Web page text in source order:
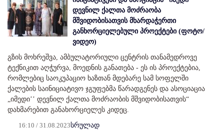
დევნილ ქალთა მოძრაობა
მშვიდობისათვის მხარდაჭერთი
განხორციელებული პროექტები (ფოტო/
ვიდეო)
გზის მოხრეშვა, ამბულატორიული ცენტრის თანამედროვე
ტექნიკით აღჭურვა, მოედნის განათება - ეს ის პროექტებია,
რომლებიც საოკუპაციო ხაზთან მდებარე სამ სოფელში
ქალების საინიციატივო ჯგუფებმა წარადგენეს და ასოციაცია
„იმედი’’ დევნილ ქალთა მოძრაობის მშვიდობისათვის“
დახმარებით განახორციელეს კიდეც.
16:10 / 31.08.2023სრულად